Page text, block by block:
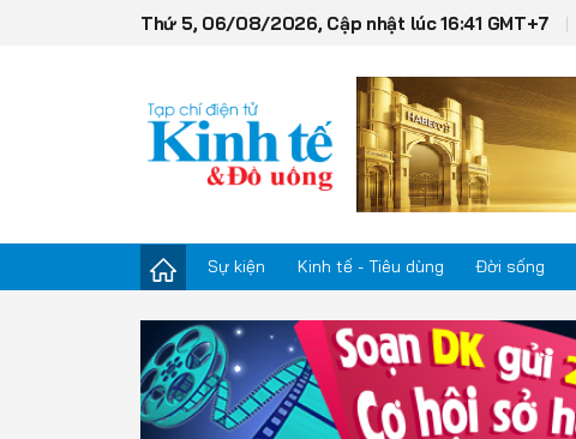
Thứ 5, 06/08/2026, Cập nhật lúc 16:41 GMT+7
Sự kiện Kinh tế - Tiêu dùng Đời sống
Kinh tế - Tiêu dùng
Đời sống